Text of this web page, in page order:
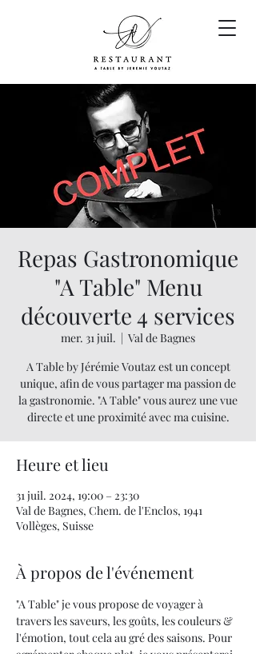
Repas Gastronomique
"A Table" Menu
découverte 4 services
mer. 31 juil.
  |
Val de Bagnes
A Table by Jérémie Voutaz est un concept
unique, afin de vous partager ma passion de
la gastronomie. "A Table" vous aurez une vue
directe et une proximité avec ma cuisine.
Heure et lieu
31 juil. 2024, 19:00 – 23:30
Val de Bagnes, Chem. de l'Enclos, 1941
Vollèges, Suisse
À propos de l'événement
"A Table" je vous propose de voyager à
travers les saveurs, les goûts, les couleurs &
l'émotion, tout cela au gré des saisons. Pour